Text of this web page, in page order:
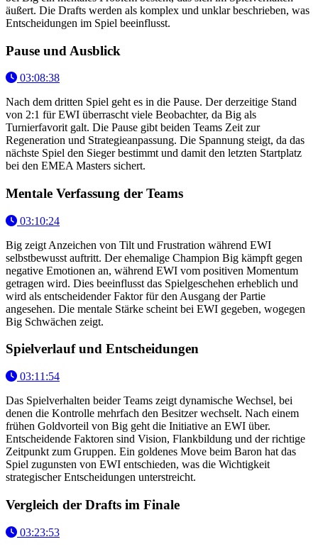
äußert. Die Drafts werden als komplex und unklar beschrieben, was
Entscheidungen im Spiel beeinflusst.
Pause und Ausblick
03:08:38
Nach dem dritten Spiel geht es in die Pause. Der derzeitige Stand
von 2:1 für EWI überrascht viele Beobachter, da Big als
Turnierfavorit galt. Die Pause gibt beiden Teams Zeit zur
Regeneration und Strategieanpassung. Die Spannung steigt, da das
nächste Spiel den Sieger bestimmt und damit den letzten Startplatz
bei den EMEA Masters sichert.
Mentale Verfassung der Teams
03:10:24
Big zeigt Anzeichen von Tilt und Frustration während EWI
selbstbewusst auftritt. Der ehemalige Champion Big kämpft gegen
negative Emotionen an, während EWI vom positiven Momentum
getragen wird. Dies beeinflusst das Spielgeschehen erheblich und
wird als entscheidender Faktor für den Ausgang der Partie
angesehen. Die mentale Stärke scheint bei EWI gegeben, wogegen
Big Schwächen zeigt.
Spielverlauf und Entscheidungen
03:11:54
Das Spielverhalten beider Teams zeigt dynamische Wechsel, bei
denen die Kontrolle mehrfach den Besitzer wechselt. Nach einem
frühen Goldvorteil von Big geht die Initiative an EWI über.
Entscheidende Faktoren sind Vision, Flankbildung und der richtige
Zeitpunkt zum Gruppen. Ein goldenes Move beim Baron hat das
Spiel zugunsten von EWI entschieden, was die Wichtigkeit
strategischer Entscheidungen unterstreicht.
Vergleich der Drafts im Finale
03:23:53